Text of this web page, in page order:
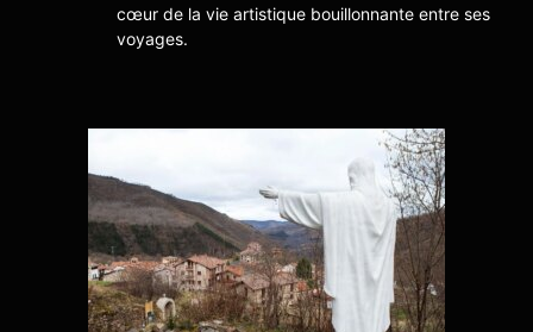
cœur de la vie artistique bouillonnante entre ses
voyages.